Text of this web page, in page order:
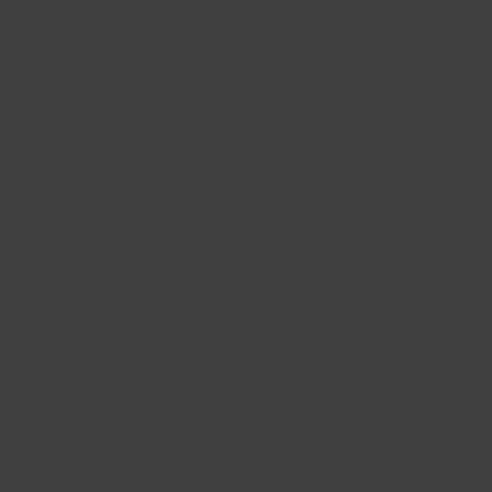
auch nachträglich jederzeit
»Cookies«, »Marketing«